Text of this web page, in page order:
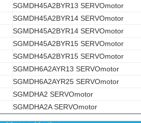
SGMDH45A2BYR13 SERVOmotor
SGMDH45A2BYR14 SERVOmotor
SGMDH45A2BYR14 SERVOmotor
SGMDH45A2BYR15 SERVOmotor
SGMDH45A2BYR15 SERVOmotor
SGMDH6A2AYR13 SERVOmotor
SGMDH6A2AYR25 SERVOmotor
SGMDHA2 SERVOmotor
SGMDHA2A SERVOmotor